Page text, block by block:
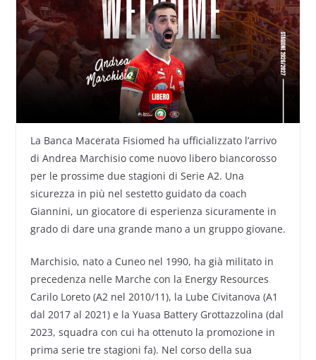
La Banca Macerata Fisiomed ha ufficializzato l’arrivo
di Andrea Marchisio come nuovo libero biancorosso
per le prossime due stagioni di Serie A2. Una
sicurezza in più nel sestetto guidato da coach
Giannini, un giocatore di esperienza sicuramente in
grado di dare una grande mano a un gruppo giovane.
Marchisio, nato a Cuneo nel 1990, ha già militato in
precedenza nelle Marche con la Energy Resources
Carilo Loreto (A2 nel 2010/11), la Lube Civitanova (A1
dal 2017 al 2021) e la Yuasa Battery Grottazzolina (dal
2023, squadra con cui ha ottenuto la promozione in
prima serie tre stagioni fa). Nel corso della sua